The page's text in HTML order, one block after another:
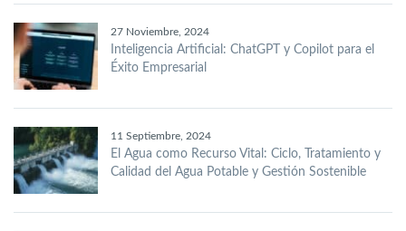
27 Noviembre, 2024
Inteligencia Artificial: ChatGPT y Copilot para el
Éxito Empresarial
11 Septiembre, 2024
El Agua como Recurso Vital: Ciclo, Tratamiento y
Calidad del Agua Potable y Gestión Sostenible